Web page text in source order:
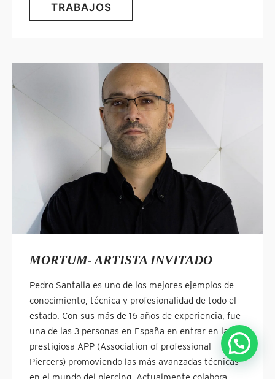
TRABAJOS
MORTUM- ARTISTA INVITADO
Pedro Santalla es uno de los mejores ejemplos de
conocimiento, técnica y profesionalidad de todo el
estado. Con sus más de 16 años de experiencia, fue
una de las 3 personas en España en entrar en la
prestigiosa APP (Association of professional
Piercers) promoviendo las más avanzadas técnicas